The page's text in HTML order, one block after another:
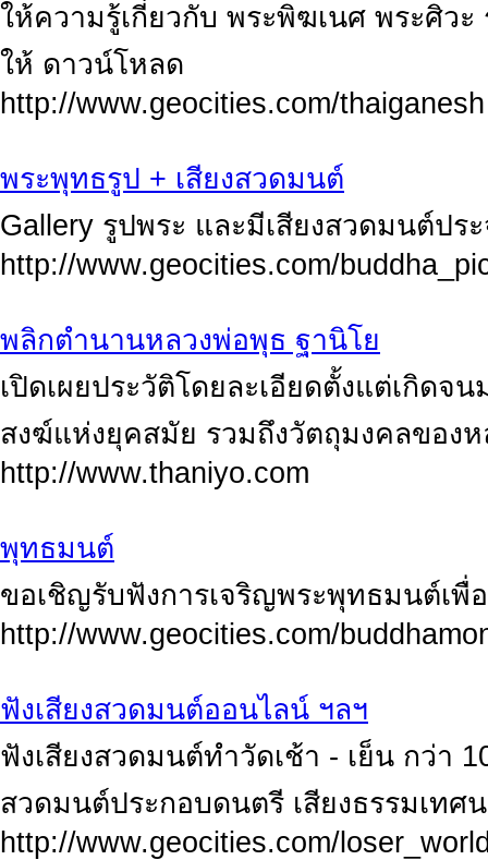
ให้ความรู้เกี่ยวกับ พระพิฆเนศ พระศิว
ให้ ดาวน์โหลด
http://www.geocities.com/thaiganesh
พระพุทธรูป + เสียงสวดมนต์
Gallery รูปพระ และมีเสียงสวดมนต์ป
http://www.geocities.com/
พลิกตำนานหลวงพ่อพุธ ฐานิโย
เปิดเผยประวัติโดยละเอียดตั้งแต่เกิด
สงฆ์แห่งยุคสมัย รวมถึงวัตถุมงคลของ
http://www.thaniyo.com
พุทธมนต์
ขอเชิญรับฟังการเจริญพระพุทธมนต์เพื่
http://www.geocities.com/
ฟังเสียงสวดมนต์ออนไลน์ ฯลฯ
ฟังเสียงสวดมนต์ทำวัดเช้า - เย็น กว่า
สวดมนต์ประกอบดนตรี เสียงธรรมเทศ
http://www.geocities.com/